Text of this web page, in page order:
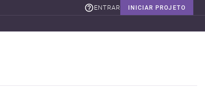
INICIAR PROJETO
ENTRAR